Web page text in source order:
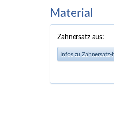
Material
Zahnersatz aus:
Infos zu Zahnersatz-